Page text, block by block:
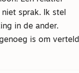
sprak. Ik stel
in de ander.
is om verteld